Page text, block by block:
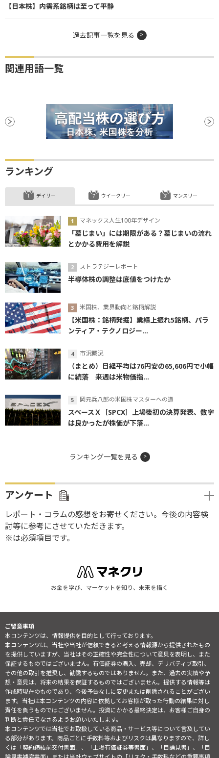
【日本株】内需系銘柄は至って平静
過去記事一覧を見る
関連用語一覧
ランキング
デイリー
マネックス人生100年デザイン
「墓じまい」には期限がある？墓じまいの流れ
とかかる費用を解説
ストラテジーレポート
半導体株の調整は底値をつけたか
米国株、業界動向と銘柄解説
【米国株：銘柄発掘】業績上振れ5銘柄、パラ
ンティア・テクノロジー...
市況概況
（まとめ）日経平均は76円安の65,606円で小幅
に続落 来週は米物価指...
岡元兵八郎の米国株マスターへの道
スペースＸ［SPCX］上場後初の決算発表、数字
は良かったが株価が下落...
ウイークリー マンスリー
ランキング一覧を見る
アンケート
レポート・コラムの感想をお寄せください。今後の内容検
討等に参考にさせていただきます。
※は必須項目です。
お金を学び、マーケットを知り、未来を描く
ご留意事項
本コンテンツは、情報提供を目的として行っております。
本コンテンツは、当社や当社が信頼できると考える情報源から提供されたもの
を提供していますが、当社はその正確性や完全性について意見を表明し、また
保証するものではございません。有価証券の購入、売却、デリバティブ取引、
その他の取引を推奨し、勧誘するものではありません。また、過去の実績や予
想・意見は、将来の結果を保証するものではございません。提供する情報等は
作成時現在のものであり、今後予告なしに変更または削除されることがござい
ます。当社は本コンテンツの内容に依拠してお客様が取った行動の結果に対し
責任を負うものではございません。投資にかかる最終決定は、お客様ご自身の
判断と責任でなさるようお願いいたします。
本コンテンツでは当社でお取扱している商品・サービス等について言及してい
る部分があります。商品ごとに手数料等およびリスクは異なりますので、詳し
くは「契約締結前交付書面」、「上場有価証券等書面」、「目論見書」、「目